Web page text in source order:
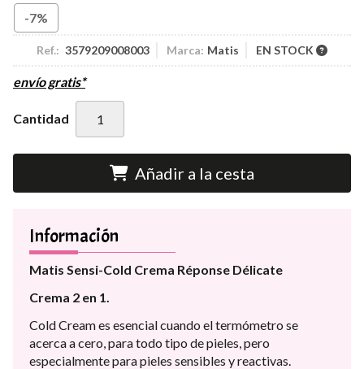
-7%
Ref.: 3579209008003 Marca: Matis EN STOCK
envío gratis*
Cantidad
Añadir a la cesta
Información
Matis Sensi-Cold Crema Réponse Délicate
Crema 2 en 1.
Cold Cream es esencial cuando el termómetro se
acerca a cero, para todo tipo de pieles, pero
especialmente para pieles sensibles y reactivas.